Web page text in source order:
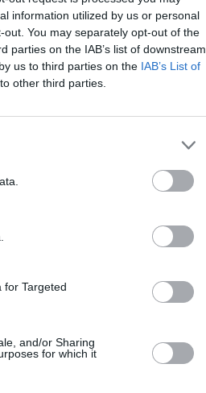
information utilized by us or personal
You may separately opt-out of the
parties on the IAB’s list of downstream
us to third parties on the IAB’s List of
other third parties.
for Targeted
and/or Sharing
for which it
της περασμένης
πιθανότητα
ΟΠΕΚ+ συμφώνησε
κατά 137.000
αυξήσεις, που
το
σημαντική